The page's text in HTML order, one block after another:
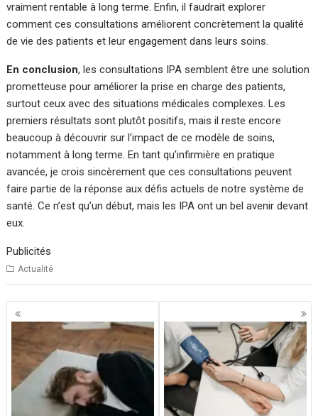
vraiment rentable à long terme. Enfin, il faudrait explorer
comment ces consultations améliorent concrètement la qualité
de vie des patients et leur engagement dans leurs soins.
En conclusion, les consultations IPA semblent être une solution
prometteuse pour améliorer la prise en charge des patients,
surtout ceux avec des situations médicales complexes. Les
premiers résultats sont plutôt positifs, mais il reste encore
beaucoup à découvrir sur l’impact de ce modèle de soins,
notamment à long terme. En tant qu’infirmière en pratique
avancée, je crois sincèrement que ces consultations peuvent
faire partie de la réponse aux défis actuels de notre système de
santé. Ce n’est qu’un début, mais les IPA ont un bel avenir devant
eux.
Publicités
Actualité
Navigation
des
articles